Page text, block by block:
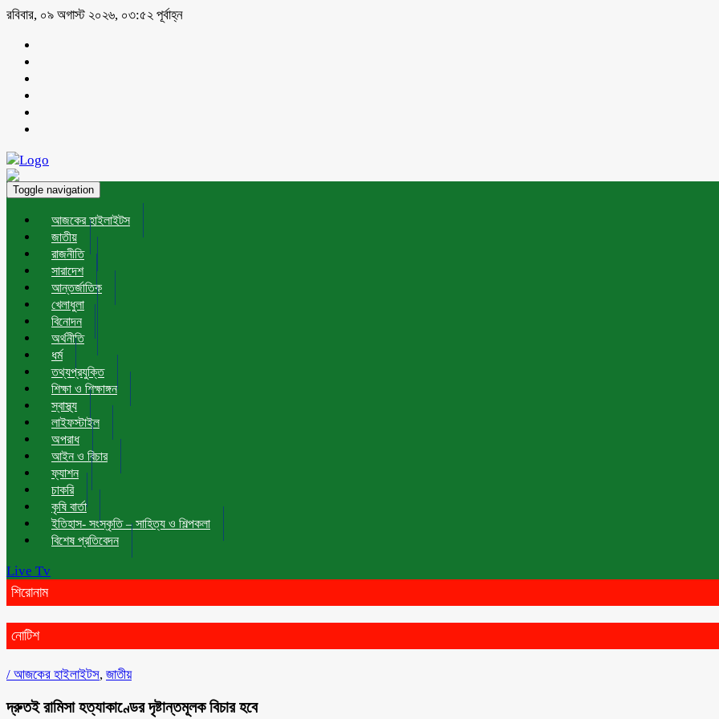
রবিবার, ০৯ অগাস্ট ২০২৬, ০৩:৫২ পূর্বাহ্ন
Toggle navigation
আজকের হাইলাইটস
জাতীয়
রাজনীতি
সারাদেশ
আন্তর্জাতিক
খেলাধুলা
বিনোদন
অর্থনীতি
ধর্ম
তথ্যপ্রযুক্তি
শিক্ষা ও শিক্ষাঙ্গন
স্বাস্থ্য
লাইফস্টাইল
অপরাধ
আইন ও বিচার
ফ্যাশন
চাকরি
কৃষি বার্তা
ইতিহাস- সংস্কৃতি – সাহিত্য ও শিল্পকলা
বিশেষ প্রতিবেদন
Live Tv
শিরোনাম
নোটিশ
/ আজকের হাইলাইটস, জাতীয়
দ্রুতই রামিসা হত্যাকাণ্ডের দৃষ্টান্তমূলক বিচার হবে